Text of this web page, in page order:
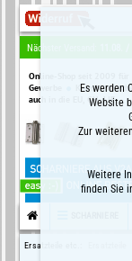
Online-Shop seit 2009 für
Gewerbe
Kein
auch in die EU, CH, LIE
Ersatzteile etc.:
Nächster Versand:
Es werden
Website
Zur
Weitere
finden Sie